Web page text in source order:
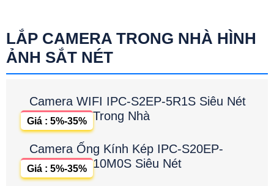
LẮP CAMERA TRONG NHÀ HÌNH
ẢNH SẮT NÉT
Camera WIFI IPC-S2EP-5R1S Siêu Nét
Trong Nhà
Giá : 5%-35%
Camera Ống Kính Kép IPC-S20EP-
10M0S Siêu Nét
Giá : 5%-35%